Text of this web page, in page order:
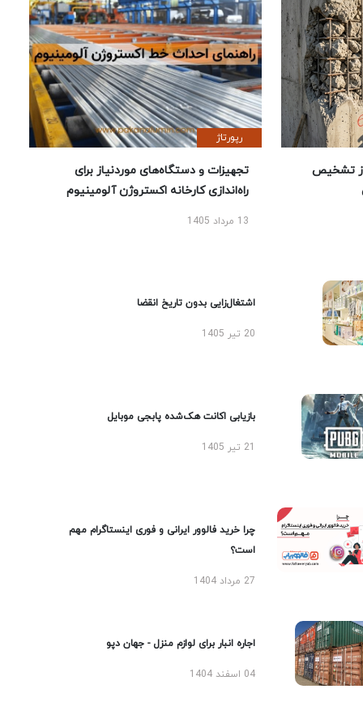
تشخیص
رپورتاژ
تجهیزات و دستگاه‌های موردنیاز برای
راه‌اندازی کارخانه اکستروژن آلومینیوم
13 مرداد 1405
اشتغال‌زایی بدون تاریخ انقضا
20 تیر 1405
بازیابی اکانت هک‌شده پابجی موبایل
چرا خرید فالوور ایرانی و فوری اینستاگرام مهم
است؟
27 مرداد 1404
اجاره انبار برای لوازم منزل - جهان دپو
04 اسفند 1404